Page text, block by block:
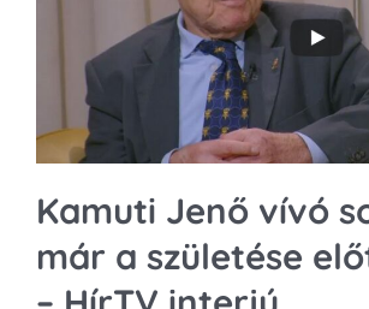
SEARCH
Kamuti Jenő vívó
már a születése